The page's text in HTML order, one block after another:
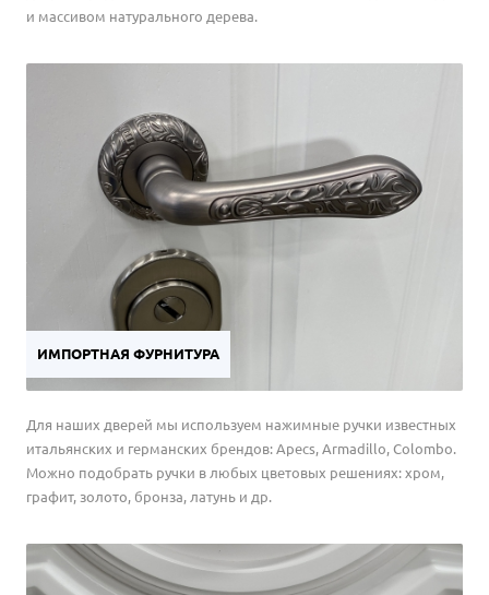
и массивом натурального дерева.
ИМПОРТНАЯ ФУРНИТУРА
Для наших дверей мы используем нажимные ручки известных
итальянских и германских брендов: Apecs, Armadillo, Colombo.
Можно подобрать ручки в любых цветовых решениях: хром,
графит, золото, бронза, латунь и др.